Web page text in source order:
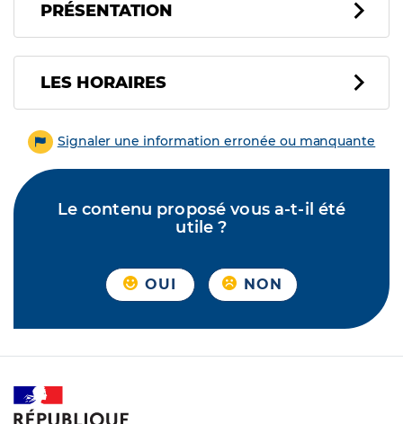
PRÉSENTATION
LES HORAIRES
Signaler une information erronée ou manquante
Le contenu proposé vous a-t-il été
utile ?
OUI NON